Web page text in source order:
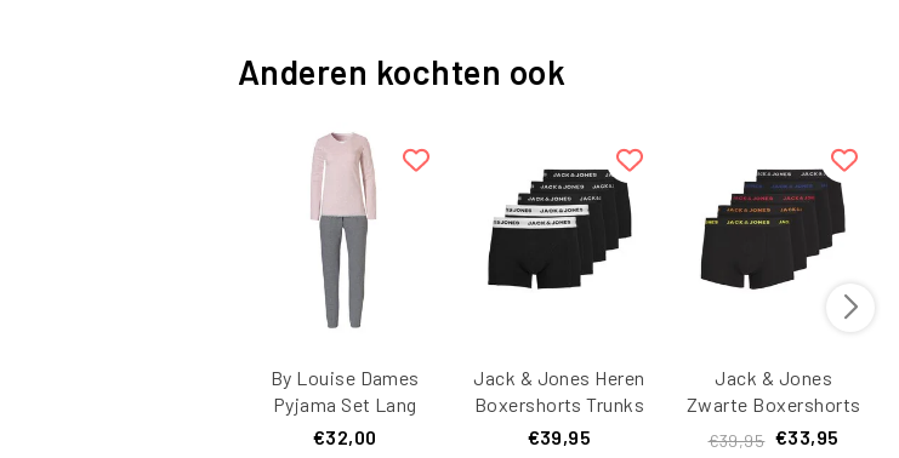
Anderen kochten ook
By Louise Dames
Pyjama Set Lang
Katoen Roze / Grijs
€32,00
Jack & Jones Heren
Boxershorts Trunks
JACSOLID Effen
€39,95
Jack & Jones
Zwarte Boxershorts
Heren JACBLACK
€39,95 €33,95